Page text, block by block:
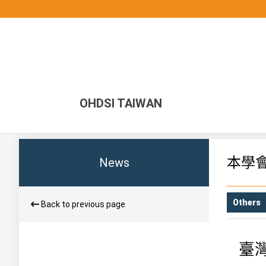
OHDSI TAIWAN
News 本學
Back to previous page Others
臺